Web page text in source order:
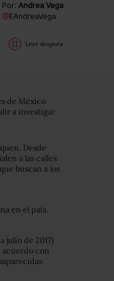
Por: Andrea Vega
@EAndreaVega
Leer después
de México
a investigar
Desde
a las calles
buscan a los
en el país.
julio de 2017)
acuerdo con